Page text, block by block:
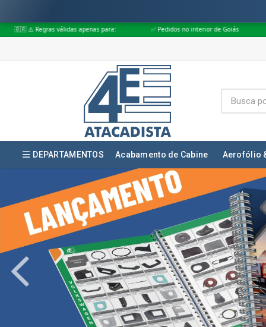
para: ✅ Pedidos no interior de Goiás ✅ Pedidos aprovados até
DEPARTAMENTOS Acabamento de Cabine Aerofólio